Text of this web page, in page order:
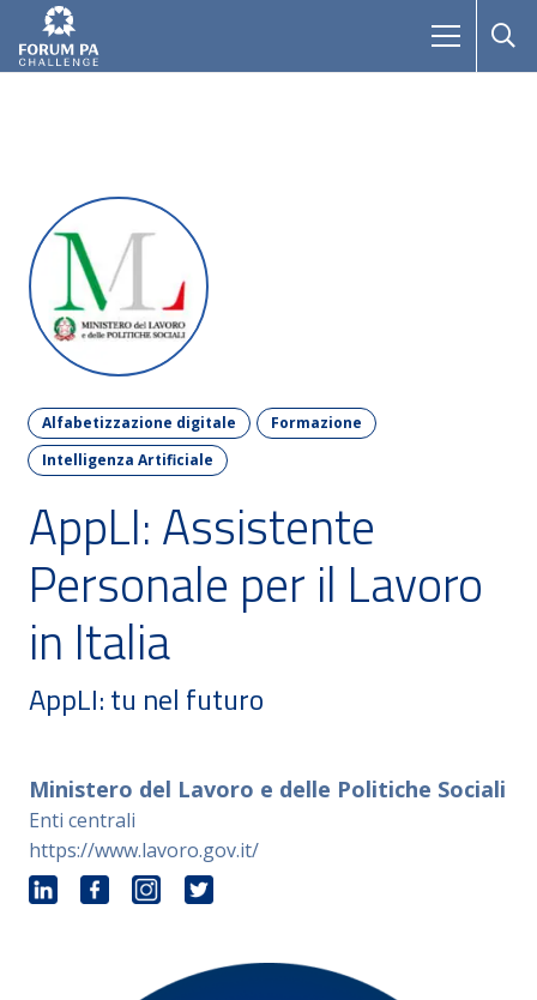
Alfabetizzazione digitale
Formazione
Intelligenza Artificiale
AppLI: Assistente
Personale per il Lavoro
in Italia
AppLI: tu nel futuro
Ministero del Lavoro e delle Politiche Sociali
Enti centrali
https://www.lavoro.gov.it/